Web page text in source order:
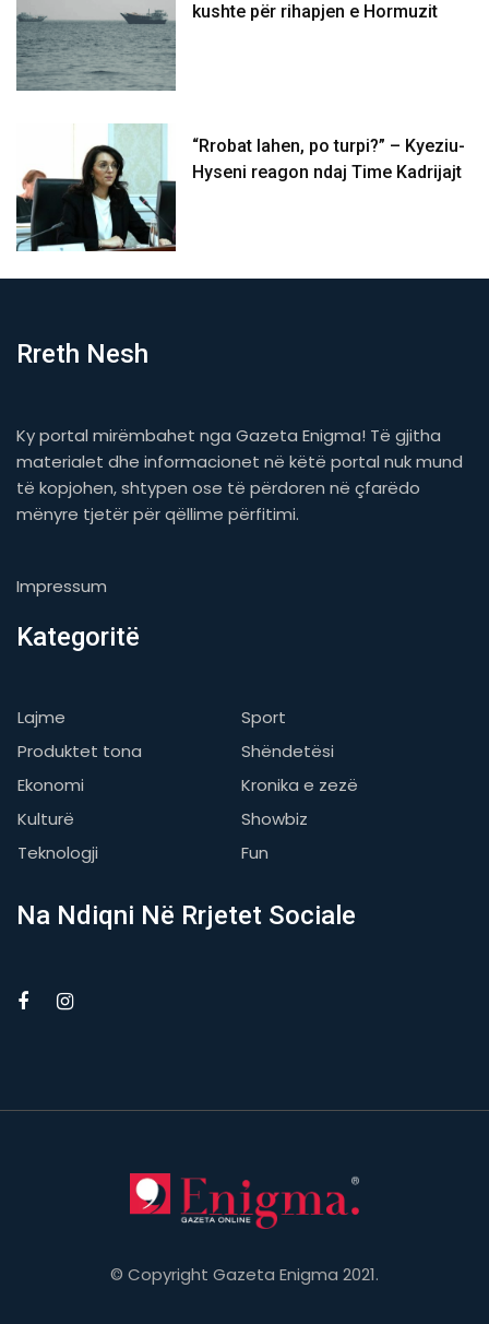
kushte për rihapjen e Hormuzit
“Rrobat lahen, po turpi?” – Kyeziu-
Hyseni reagon ndaj Time Kadrijajt
Rreth Nesh
Ky portal mirëmbahet nga Gazeta Enigma! Të gjitha
materialet dhe informacionet në këtë portal nuk mund
të kopjohen, shtypen ose të përdoren në çfarëdo
mënyre tjetër për qëllime përfitimi.
Impressum
Kategoritë
Lajme
Sport
Produktet tona
Shëndetësi
Ekonomi
Kronika e zezë
Kulturë
Showbiz
Teknologji
Fun
Na Ndiqni Në Rrjetet Sociale
© Copyright Gazeta Enigma 2021.